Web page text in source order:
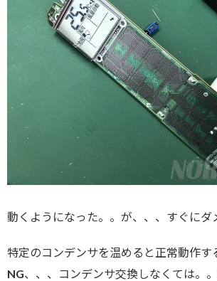
動くようになった。。が、、、すぐにダ
特定のコンデンサを温めると正常動作す
NG、、、コンデンサ交換しなくては。